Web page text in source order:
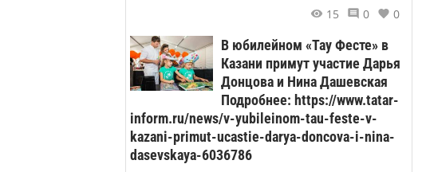
15
0 0
В юбилейном «Тау Фесте» в
Казани примут участие Дарья
Донцова и Нина Дашевская
Подробнее: https://www.tatar-
inform.ru/news/v-yubileinom-tau-feste-v-
kazani-primut-ucastie-darya-doncova-i-nina-
dasevskaya-6036786